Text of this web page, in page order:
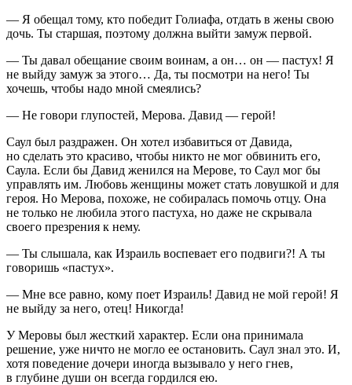
— Я обещал тому, кто победит Голиафа, отдать в жены свою
дочь. Ты старшая, поэтому должна выйти замуж первой.
— Ты давал обещание своим воинам, а он… он — пастух! Я
не выйду замуж за этого… Да, ты посмотри на него! Ты
хочешь, чтобы надо мной смеялись?
— Не говори глупостей, Мерова. Давид — герой!
Саул был раздражен. Он хотел избавиться от Давида,
но сделать это красиво, чтобы никто не мог обвинить его,
Саула. Если бы Давид женился на Мерове, то Саул мог бы
управлять им. Любовь женщины может стать ловушкой и для
героя. Но Мерова, похоже, не собиралась помочь отцу. Она
не только не любила этого пастуха, но даже не скрывала
своего презрения к нему.
— Ты слышала, как Израиль воспевает его подвиги?! А ты
говоришь «пастух».
— Мне все равно, кому поет Израиль! Давид не мой герой! Я
не выйду за него, отец! Никогда!
У Меровы был жесткий характер. Если она принимала
решение, уже ничто не могло ее остановить. Саул знал это. И,
хотя поведение дочери иногда вызывало у него гнев,
в глубине души он всегда гордился ею.